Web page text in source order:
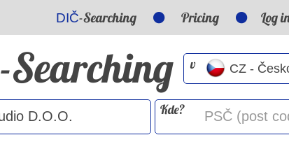
DIČ-Searching Pricing Log
-Searching v
Kde?